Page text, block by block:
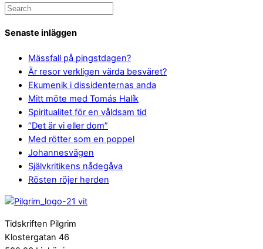
Senaste inläggen
Mässfall på pingstdagen?
Är resor verkligen värda besväret?
Ekumenik i dissidenternas anda
Mitt möte med Tomás Halík
Spiritualitet för en våldsam tid
“Det är vi eller dom”
Med rötter som en poppel
Johannesvägen
Självkritikens nådegåva
Rösten röjer herden
Tidskriften Pilgrim
Klostergatan 46